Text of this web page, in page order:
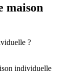
maison
?
individuelle